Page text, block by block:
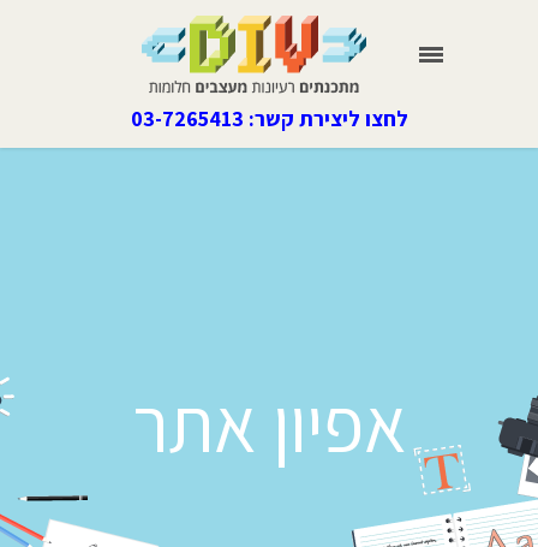
לחצו ליצירת קשר: 03-7265413
אפיון אתר